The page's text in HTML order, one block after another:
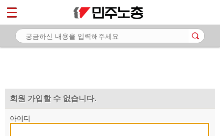
회원 가입할 수 없습니다.
아이디
마이페이지
소개
자료
부설기관